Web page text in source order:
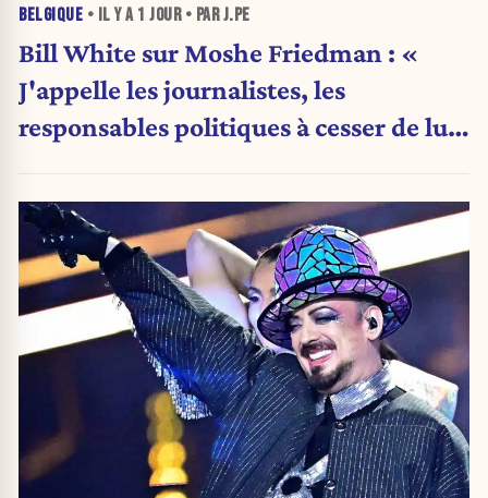
BELGIQUE • IL Y A 1 JOUR• PAR J.PE
Bill White sur Moshe Friedman : «
J'appelle les journalistes, les
responsables politiques à cesser de lui